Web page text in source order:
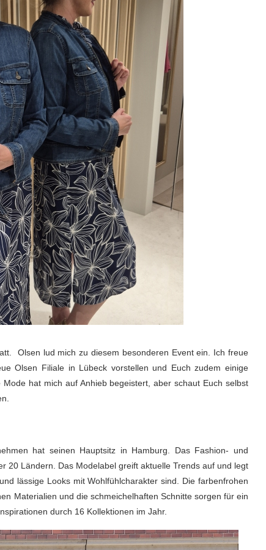
Olsen lud mich zu diesem besonderen Event ein. Ich freue
Olsen Filiale in Lübeck vorstellen und Euch zudem einige
hat mich auf Anhieb begeistert, aber schaut Euch selbst
hat seinen Hauptsitz in Hamburg. Das Fashion- und
20 Ländern. Das Modelabel greift aktuelle Trends auf und legt
lässige Looks mit Wohlfühlcharakter sind. Die farbenfrohen
Materialien und die schmeichelhaften Schnitte sorgen für ein
durch 16 Kollektionen im Jahr.